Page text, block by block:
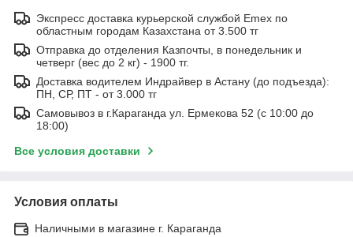
Экспресс доставка курьерской службой Emex по
областным городам Казахстана от 3.500 тг
Отправка до отделения Казпочты, в понедельник и
четверг (вес до 2 кг) - 1900 тг.
Доставка водителем Индрайвер в Астану (до подъезда):
ПН, СР, ПТ - от 3.000 тг
Самовывоз в г.Караганда ул. Ермекова 52 (с 10:00 до
18:00)
Все условия доставки
Условия оплаты
Наличными в магазине г. Караганда